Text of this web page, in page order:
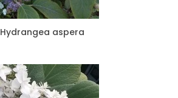
Hydrangea aspera